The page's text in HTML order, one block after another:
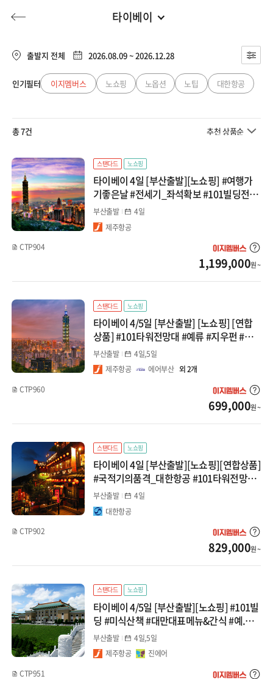
허니문 기획전/홈쇼핑 이벤트/혜택
투어플랜
허니문
타이베이
부산출발
대구출발
청주출발
일본
북해도
도쿄/시즈오카
나고야/도야마(알펜)
대마도
선박(부관/카멜)
중국
청도
북경/태항산
상해/항저우
광저우/망산
서안/구채구/칠채산
하이난/하문
출발지 전체 2026.08.09 ~ 2026.12.28
인기필터 이지멤버스 노쇼핑 노옵션 노팁 대한항공
총 7건 추천 상품순
스탠다드 노쇼핑
타이베이 4일 [부산출발][노쇼핑] #여행가
기좋은날 #전세기_좌석확보 #101빌딩전망
대 #예류_스펀_지우펀 #망고빙수+서문정
거리
부산출발
4일
제주항공
CTP904
1,199,000원 ~
스탠다드 노쇼핑
타이베이 4/5일 [부산출발] [노쇼핑] [연합
상품] #101타워전망대 #예류 #지우펀 #단
수이 #스펀
부산출발
4일,5일
제주항공
에어부산 외 2개
CTP960
699,000원 ~
스탠다드 노쇼핑
타이베이 4일 [부산출발][노쇼핑][연합상품]
#국적기의품격_대한항공 #101타워전망대
#예류 #지우펀 #단수이 #스펀
부산출발
4일
대한항공
CTP902
829,000원 ~
스탠다드 노쇼핑
타이베이 4/5일 [부산출발][노쇼핑] #101빌
딩 #미식산책 #대만대표메뉴&간식 #예.스.
지 #연합
부산출발
4일,5일
제주항공
진에어
CTP951